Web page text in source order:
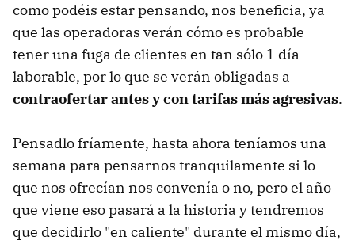
como podéis estar pensando, nos beneficia, ya
que las operadoras verán cómo es probable
tener una fuga de clientes en tan sólo 1 día
laborable, por lo que se verán obligadas a
contraofertar antes y con tarifas más agresivas.
Pensadlo fríamente, hasta ahora teníamos una
semana para pensarnos tranquilamente si lo
que nos ofrecían nos convenía o no, pero el año
que viene eso pasará a la historia y tendremos
que decidirlo "en caliente" durante el mismo día,